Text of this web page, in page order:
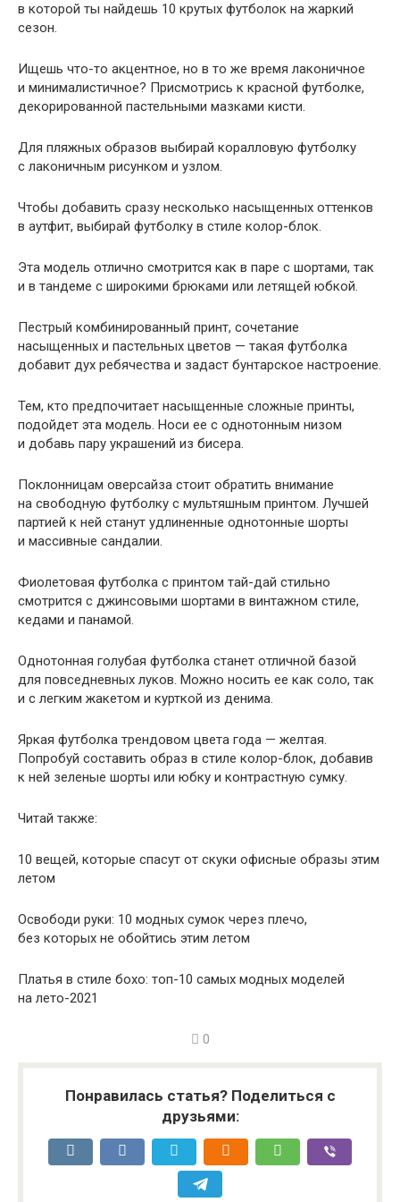
в которой ты найдешь 10 крутых футболок на жаркий
сезон.
Ищешь что-то акцентное, но в то же время лаконичное
и минималистичное? Присмотрись к красной футболке,
декорированной пастельными мазками кисти.
Для пляжных образов выбирай коралловую футболку
с лаконичным рисунком и узлом.
Чтобы добавить сразу несколько насыщенных оттенков
в аутфит, выбирай футболку в стиле колор-блок.
Эта модель отлично смотрится как в паре с шортами, так
и в тандеме с широкими брюками или летящей юбкой.
Пестрый комбинированный принт, сочетание
насыщенных и пастельных цветов — такая футболка
добавит дух ребячества и задаст бунтарское настроение.
Тем, кто предпочитает насыщенные сложные принты,
подойдет эта модель. Носи ее с однотонным низом
и добавь пару украшений из бисера.
Поклонницам оверсайза стоит обратить внимание
на свободную футболку с мультяшным принтом. Лучшей
партией к ней станут удлиненные однотонные шорты
и массивные сандалии.
Фиолетовая футболка с принтом тай-дай стильно
смотрится с джинсовыми шортами в винтажном стиле,
кедами и панамой.
Однотонная голубая футболка станет отличной базой
для повседневных луков. Можно носить ее как соло, так
и с легким жакетом и курткой из денима.
Яркая футболка трендовом цвета года — желтая.
Попробуй составить образ в стиле колор-блок, добавив
к ней зеленые шорты или юбку и контрастную сумку.
Читай также:
10 вещей, которые спасут от скуки офисные образы этим
летом
Освободи руки: 10 модных сумок через плечо,
без которых не обойтись этим летом
Платья в стиле бохо: топ-10 самых модных моделей
на лето-2021
0
Понравилась статья? Поделиться с
друзьями: